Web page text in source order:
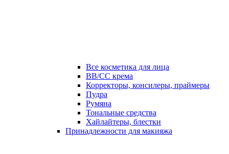
Все косметика для лица
ВВ/СС крема
Корректоры, консилеры, праймеры
Пудра
Румяна
Тональные средства
Хайлайтеры, блестки
Принадлежности для макияжа